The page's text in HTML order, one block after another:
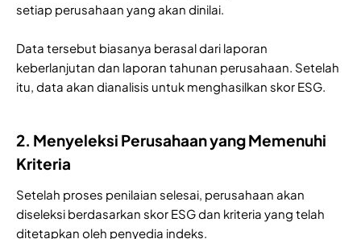
setiap perusahaan yang akan dinilai.
Data tersebut biasanya berasal dari laporan
keberlanjutan dan laporan tahunan perusahaan. Setelah
itu, data akan dianalisis untuk menghasilkan skor ESG.
2. Menyeleksi Perusahaan yang Memenuhi
Kriteria
Setelah proses penilaian selesai, perusahaan akan
diseleksi berdasarkan skor ESG dan kriteria yang telah
ditetapkan oleh penyedia indeks.